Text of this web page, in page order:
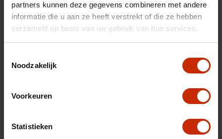
partners kunnen deze gegevens combineren met andere
informatie die u aan ze heeft verstrekt of die ze hebben
verzameld op basis van uw gebruik van hun services.
Noodzakelijk
Voorkeuren
Statistieken